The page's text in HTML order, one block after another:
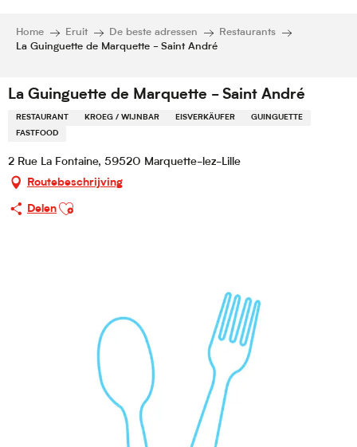
Home Eruit De beste adressen
Restaurants
La Guinguette de Marquette - Saint André
La Guinguette de Marquette - Saint André
RESTAURANT KROEG / WIJNBAR EISVERKÄUFER
GUINGUETTE
FASTFOOD
2 Rue La Fontaine, 59520 Marquette-lez-Lille
Routebeschrijving
Delen
Ajouter aux favoris